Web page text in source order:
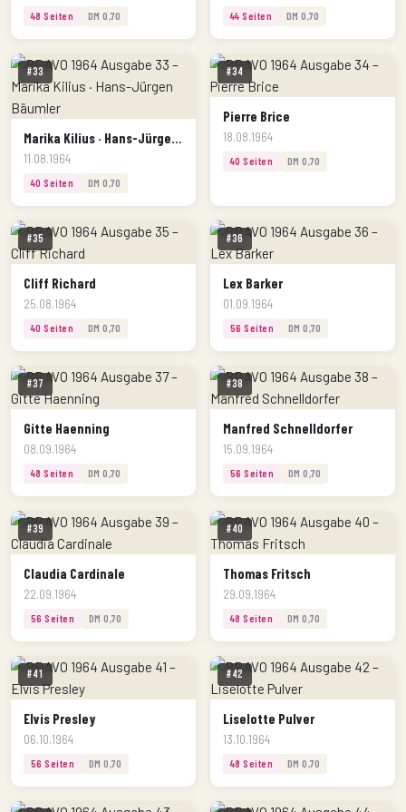
48 Seiten DM 0,70 44 Seiten DM 0,70
#33
Marika Kilius · Hans-Jürgen Bäumler
11.08.1964
40 Seiten DM 0,70
#34
Pierre Brice
18.08.1964
40 Seiten DM 0,70
#35
Cliff Richard
25.08.1964
40 Seiten DM 0,70
#36
Lex Barker
01.09.1964
56 Seiten DM 0,70
#37
Gitte Haenning
08.09.1964
48 Seiten DM 0,70
#38
Manfred Schnelldorfer
15.09.1964
56 Seiten DM 0,70
#39
Claudia Cardinale
22.09.1964
56 Seiten DM 0,70
#40
Thomas Fritsch
29.09.1964
48 Seiten DM 0,70
#41
Elvis Presley
06.10.1964
56 Seiten DM 0,70
#42
Liselotte Pulver
13.10.1964
48 Seiten DM 0,70